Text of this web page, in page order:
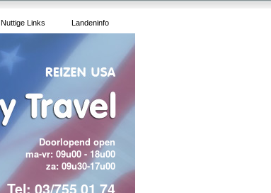
Nuttige Links Landeninfo
Doorlopend open
ma-vr: 09u00 - 18u00
za: 09u30-17u00
Tel: 03/755 01 74